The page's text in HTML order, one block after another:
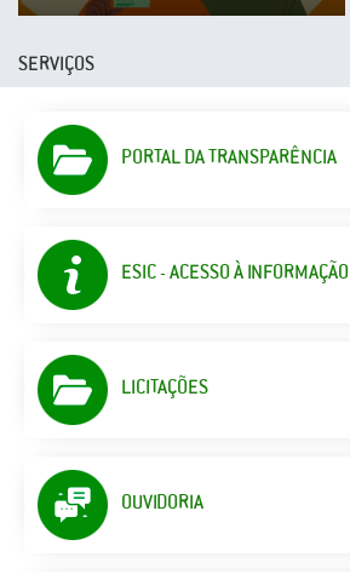
SERVIÇOS
PORTAL DA TRANSPARÊNCIA
ESIC - ACESSO À INFORMAÇÃO
LICITAÇÕES
OUVIDORIA